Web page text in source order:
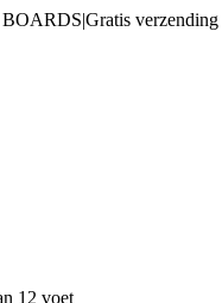
|Gratis
12 voet